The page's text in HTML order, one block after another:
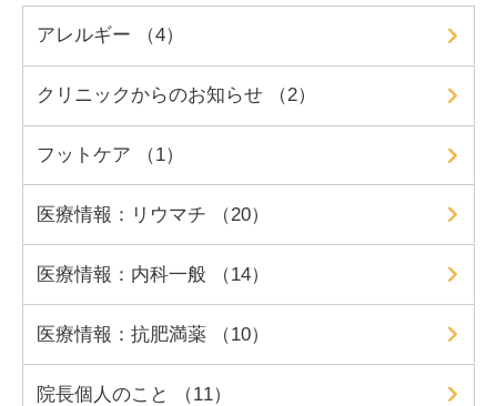
アレルギー （4）
クリニックからのお知らせ （2）
フットケア （1）
医療情報：リウマチ （20）
医療情報：内科一般 （14）
医療情報：抗肥満薬 （10）
院長個人のこと （11）